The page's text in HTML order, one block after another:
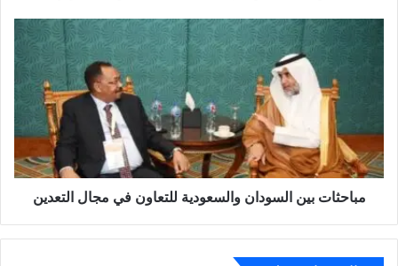
مباحثات بين السودان والسعودية للتعاون في مجال التعدين